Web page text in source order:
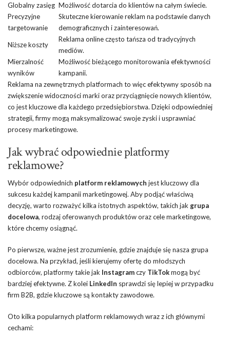
Globalny zasięg Możliwość dotarcia do klientów na całym świecie.
Precyzyjne
targetowanie
Skuteczne kierowanie reklam na podstawie danych
demograficznych i zainteresowań.
Niższe koszty
Reklama online często tańsza od tradycyjnych
mediów.
Mierzalność
wyników
Możliwość bieżącego monitorowania efektywności
kampanii.
Reklama na zewnętrznych platformach to więc efektywny sposób na
zwiększenie widoczności marki oraz przyciągnięcie nowych klientów,
co jest kluczowe dla każdego przedsiębiorstwa. Dzięki odpowiedniej
strategii, firmy mogą maksymalizować swoje zyski i usprawniać
procesy marketingowe.
Jak wybrać odpowiednie platformy
reklamowe?
Wybór odpowiednich platform reklamowych jest kluczowy dla
sukcesu każdej kampanii marketingowej. Aby podjąć właściwą
decyzję, warto rozważyć kilka istotnych aspektów, takich jak grupa
docelowa, rodzaj oferowanych produktów oraz cele marketingowe,
które chcemy osiągnąć.
Po pierwsze, ważne jest zrozumienie, gdzie znajduje się nasza grupa
docelowa. Na przykład, jeśli kierujemy ofertę do młodszych
odbiorców, platformy takie jak Instagramczy TikTokmogą być
bardziej efektywne. Z kolei LinkedIn sprawdzi się lepiej w przypadku
firm B2B, gdzie kluczowe są kontakty zawodowe.
Oto kilka popularnych platform reklamowych wraz z ich głównymi
cechami: